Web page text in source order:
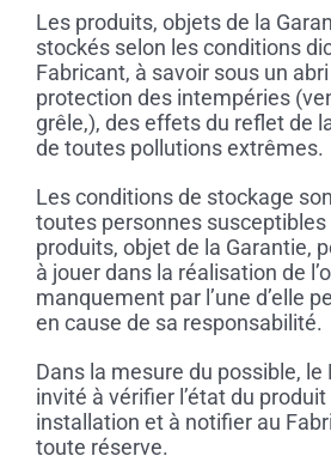
Les produits, objets de la
stockés selon les conditions
Fabricant, à savoir sous un
protection des intempéries
grêle,), des effets du reflet de
de toutes pollutions extrêmes.
Les conditions de stockage
toutes personnes
produits, objet de la Garantie,
à jouer dans la réalisation de
manquement par l’une d’elle
en cause de sa responsabilité.
Dans la mesure du possible,
invité à vérifier l’état du
installation et à notifier au
toute réserve.